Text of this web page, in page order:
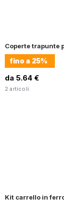
Coperte trapunte
fino a 25%
da 5.64 €
2 articoli.
Kit carrello in